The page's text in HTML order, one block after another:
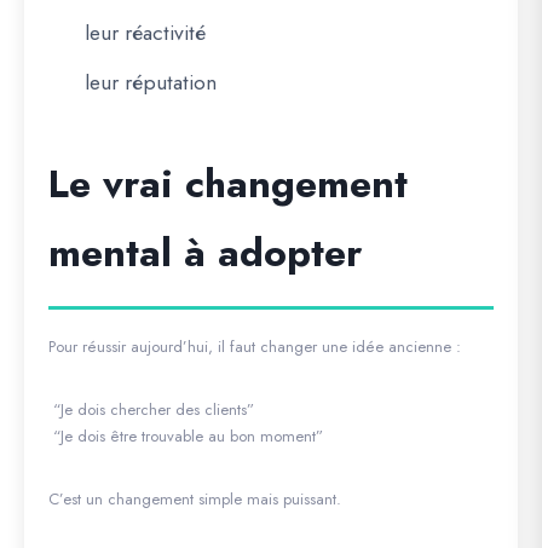
leur réactivité
leur réputation
Le vrai changement
mental à adopter
Pour réussir aujourd’hui, il faut changer une idée ancienne :
“Je dois chercher des clients”
“Je dois être trouvable au bon moment”
C’est un changement simple mais puissant.